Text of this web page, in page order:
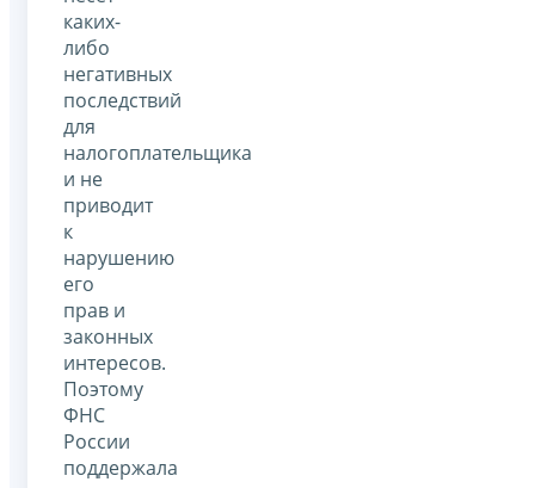
каких-
либо
негативных
последствий
для
налогоплательщика
и не
приводит
к
нарушению
его
прав и
законных
интересов.
Поэтому
ФНС
России
поддержала